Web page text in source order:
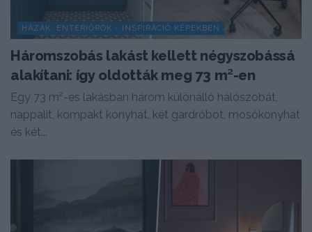
HÁZAK, ENTERIŐRÖK - INSPIRÁCIÓ KÉPEKBEN
Háromszobás lakást kellett négyszobássá
alakítani: így oldották meg 73 m²-en
Egy 73 m²-es lakásban három különálló hálószobát,
nappalit, kompakt konyhát, két gardróbot, mosókonyhát
és két...